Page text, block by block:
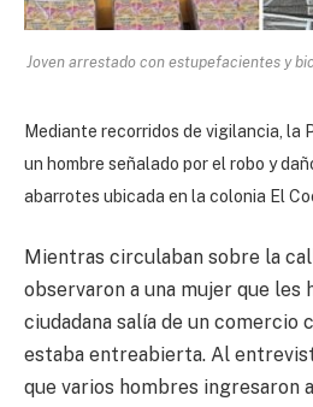
Joven arrestado con estupefacientes y
Mediante recorridos de vigilancia, la
un hombre señalado por el robo y
abarrotes ubicada en la colonia El
Mientras circulaban sobre la
observaron a una mujer que les
ciudadana salía de un comercio
estaba entreabierta. Al
que varios hombres ingresaron